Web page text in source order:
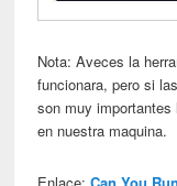
Nota: Aveces la
funcionara, pero si
son muy
en nuestra maquina.